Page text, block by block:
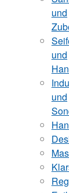
und
und
und